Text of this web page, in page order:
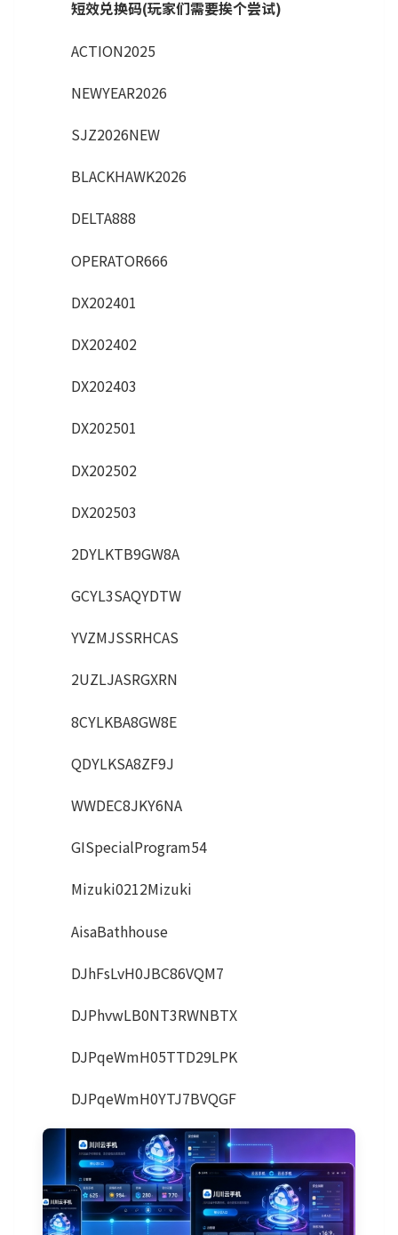
短效兑换码(玩家们需要挨个尝试)
ACTION2025
NEWYEAR2026
SJZ2026NEW
BLACKHAWK2026
DELTA888
OPERATOR666
DX202401
DX202402
DX202403
DX202501
DX202502
DX202503
2DYLKTB9GW8A
GCYL3SAQYDTW
YVZMJSSRHCAS
2UZLJASRGXRN
8CYLKBA8GW8E
QDYLKSA8ZF9J
WWDEC8JKY6NA
GISpecialProgram54
Mizuki0212Mizuki
AisaBathhouse
DJhFsLvH0JBC86VQM7
DJPhvwLB0NT3RWNBTX
DJPqeWmH05TTD29LPK
DJPqeWmH0YTJ7BVQGF